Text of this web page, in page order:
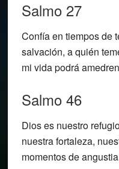
Salmo 27
Confía en tiempos de
salvación, a quién
mi vida podrá
Salmo 46
Dios es nuestro
nuestra fortaleza,
momentos de